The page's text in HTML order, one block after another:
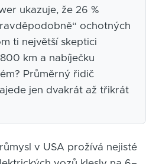
ukazuje, že 26 %
ochotných
ti největší skeptici
km a nabíječku
Průměrný řidič
jen dvakrát až třikrát
v USA prožívá nejisté